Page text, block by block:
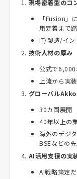
現場密着型のコ
「Fusion」
用定着まで
IT/製造/イン
技術人材の厚み
公式で6,000
上流から実
グローバル
30カ国展開
40年以上の
海外のデジ
BSEなどの
AI活用支援の実
AI戦略策定